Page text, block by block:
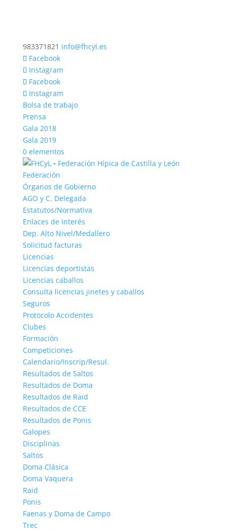
983371821 info@fhcyl.es
Facebook
Instagram
Facebook
Instagram
Bolsa de trabajo
Prensa
Gala 2018
Gala 2019
0 elementos
Federación
Órganos de Gobierno
AGO y C. Delegada
Estatutos/Normativa
Enlaces de interés
Dep. Alto Nivel/Medallero
Solicitud facturas
Licencias
Licencias deportistas
Licencias caballos
Consulta licencias jinetes y caballos
Seguros
Protocolo Accidentes
Clubes
Formación
Competiciones
Calendario/Inscrip/Resul.
Resultados de Saltos
Resultados de Doma
Resultados de Raid
Resultados de CCE
Resultados de Ponis
Galopes
Disciplinas
Saltos
Doma Clásica
Doma Vaquera
Raid
Ponis
Faenas y Doma de Campo
Trec